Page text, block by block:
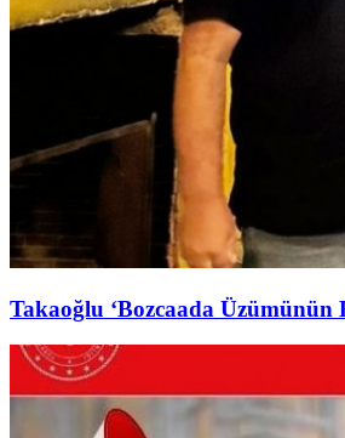
Takaoğlu ‘Bozcaada Üzümünün